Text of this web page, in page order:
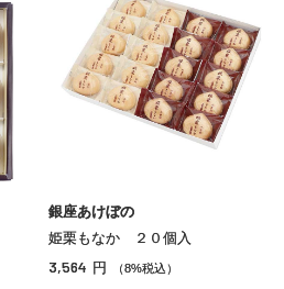
銀座あけぼの
姫栗もなか ２０個入
3,564 円 （8%税込）